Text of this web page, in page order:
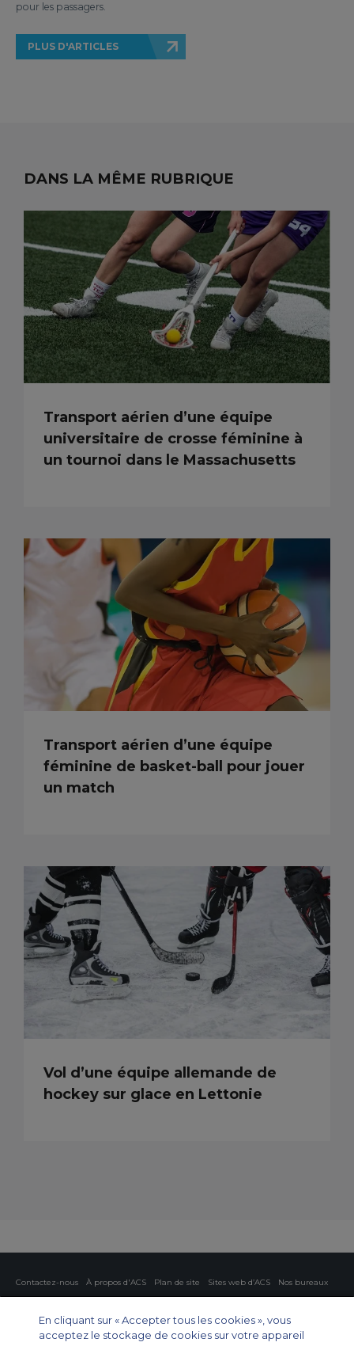
pour les passagers.
PLUS D'ARTICLES
DANS LA MÊME RUBRIQUE
Transport aérien d’une équipe
universitaire de crosse féminine à
un tournoi dans le Massachusetts
Transport aérien d’une équipe
féminine de basket-ball pour jouer
un match
Vol d’une équipe allemande de
hockey sur glace en Lettonie
Contactez-nous À propos d'ACS Plan de site Sites web d’ACS
Nos bureaux
Paramètres des cookies
Affrètement privé
Affrètement commercial
Affrètement cargo
En cliquant sur « Accepter tous les cookies », vous
acceptez le stockage de cookies sur votre appareil